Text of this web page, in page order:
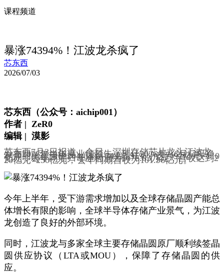
课程频道
暴涨74394%！江波龙杀疯了
芯东西
2026/07/03
芯东西（公众号：aichip001）
作者 | ZeR0
编辑 | 漠影
芯东西7月3日报道，今日，深圳存储芯片龙头江波龙
发布2026年半年度业绩预告，预计2026年1-6月归母净
利润同比暴涨62204.03%~74393.95%，达到92亿元~110
亿元，去年同期归母净利润为1476.63万元；营收达到2
20亿元~250亿元，去年同期营收为101.96亿元。
今年上半年，受下游需求增加以及全球存储晶圆产能总
体增长有限的影响，全球半导体存储产业景气，为江波
龙创造了良好的外部环境。
同时，江波龙与多家全球主要存储晶圆原厂顺利续签晶
圆供应协议（LTA或MOU），保障了存储晶圆的供
应。